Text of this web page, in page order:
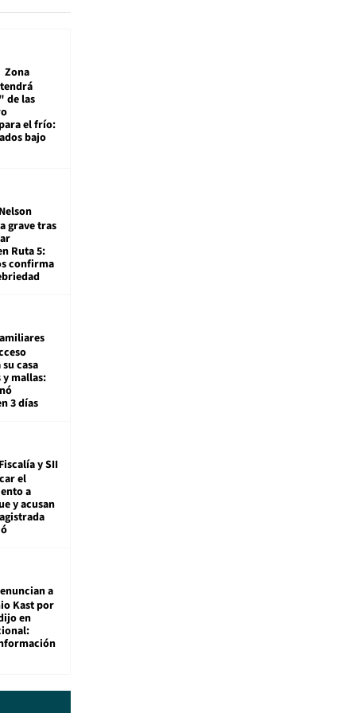
Zona
de las
el frío:
bajo
Nelson
grave tras
Ruta 5:
confirma
casa
mallas:
3 días
Fiscalía y SII
el
a
y acusan
a
Kast por
en